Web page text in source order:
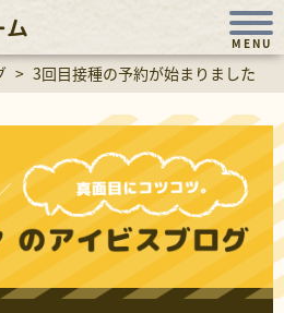
ム
MENU
> 3回目接種の予約が始まりました